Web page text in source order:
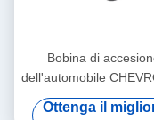
Bobina di
dell'automobile
compatibile
DAEWOO NUBIRA
Ottenga il